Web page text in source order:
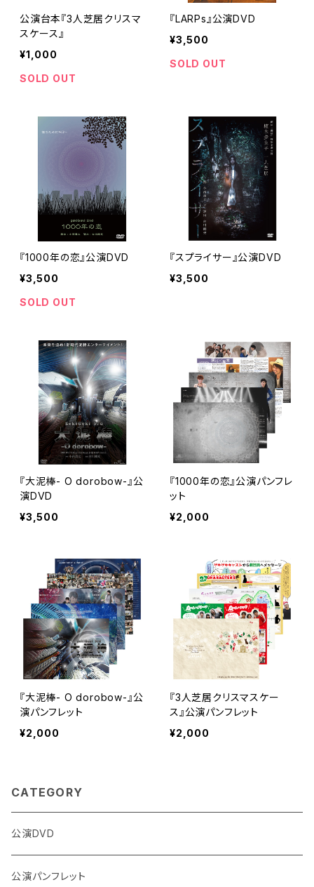
公演台本『3人芝居クリスマ
スケース』
¥1,000
SOLD OUT
『LARPs』公演DVD
¥3,500
SOLD OUT
『1000年の恋』公演DVD
¥3,500
SOLD OUT
『スプライサー』公演DVD
¥3,500
『大泥棒- O dorobow-』公
演DVD
¥3,500
『1000年の恋』公演パンフレ
ット
¥2,000
『大泥棒- O dorobow-』公
演パンフレット
¥2,000
『3人芝居クリスマスケー
ス』公演パンフレット
¥2,000
CATEGORY
公演DVD
公演パンフレット